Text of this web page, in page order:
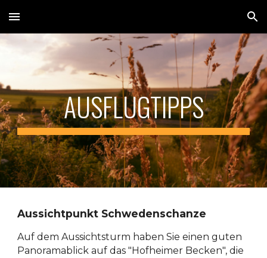
Skip to main content Skip to navigation
AUSFLUGTIPPS
Aussichtpunkt Schwedenschanze
Auf dem Aussichtsturm haben Sie einen guten
Panoramablick auf das "Hofheimer Becken", die